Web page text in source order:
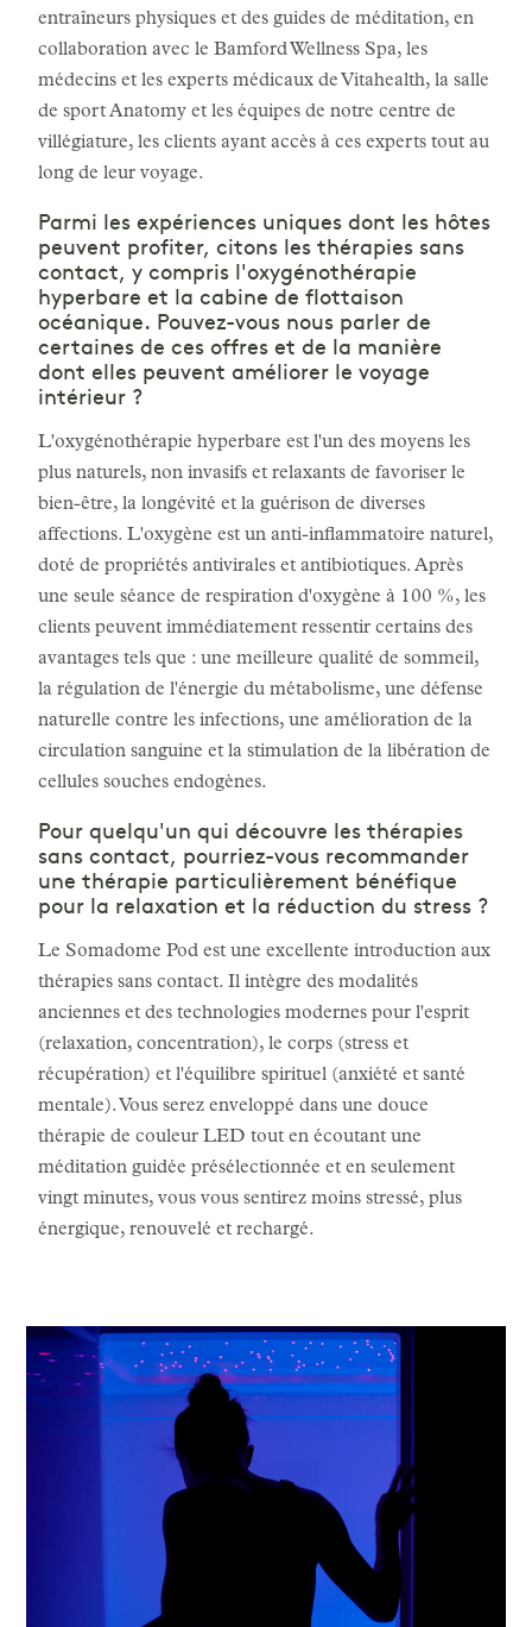
entraîneurs physiques et des guides de méditation, en
collaboration avec le Bamford Wellness Spa, les
médecins et les experts médicaux de Vitahealth, la salle
de sport Anatomy et les équipes de notre centre de
villégiature, les clients ayant accès à ces experts tout au
long de leur voyage.
Parmi les expériences uniques dont les hôtes
peuvent profiter, citons les thérapies sans
contact, y compris l'oxygénothérapie
hyperbare et la cabine de flottaison
océanique. Pouvez-vous nous parler de
certaines de ces offres et de la manière
dont elles peuvent améliorer le voyage
intérieur ?
L'oxygénothérapie hyperbare est l'un des moyens les
plus naturels, non invasifs et relaxants de favoriser le
bien-être, la longévité et la guérison de diverses
affections. L'oxygène est un anti-inflammatoire naturel,
doté de propriétés antivirales et antibiotiques. Après
une seule séance de respiration d'oxygène à 100 %, les
clients peuvent immédiatement ressentir certains des
avantages tels que : une meilleure qualité de sommeil,
la régulation de l'énergie du métabolisme, une défense
naturelle contre les infections, une amélioration de la
circulation sanguine et la stimulation de la libération de
cellules souches endogènes.
Pour quelqu'un qui découvre les thérapies
sans contact, pourriez-vous recommander
une thérapie particulièrement bénéfique
pour la relaxation et la réduction du stress ?
Le Somadome Pod est une excellente introduction aux
thérapies sans contact. Il intègre des modalités
anciennes et des technologies modernes pour l'esprit
(relaxation, concentration), le corps (stress et
récupération) et l'équilibre spirituel (anxiété et santé
mentale). Vous serez enveloppé dans une douce
thérapie de couleur LED tout en écoutant une
méditation guidée présélectionnée et en seulement
vingt minutes, vous vous sentirez moins stressé, plus
énergique, renouvelé et rechargé.